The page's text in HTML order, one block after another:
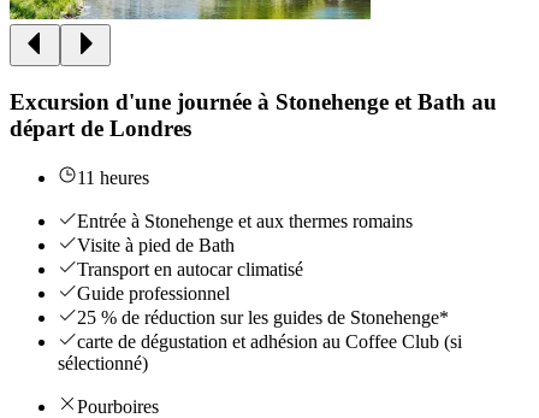
Excursion d'une journée à Stonehenge et Bath au
départ de Londres
11 heures
Entrée à Stonehenge et aux thermes romains
Visite à pied de Bath
Transport en autocar climatisé
Guide professionnel
25 % de réduction sur les guides de Stonehenge*
carte de dégustation et adhésion au Coffee Club (si
sélectionné)
Pourboires